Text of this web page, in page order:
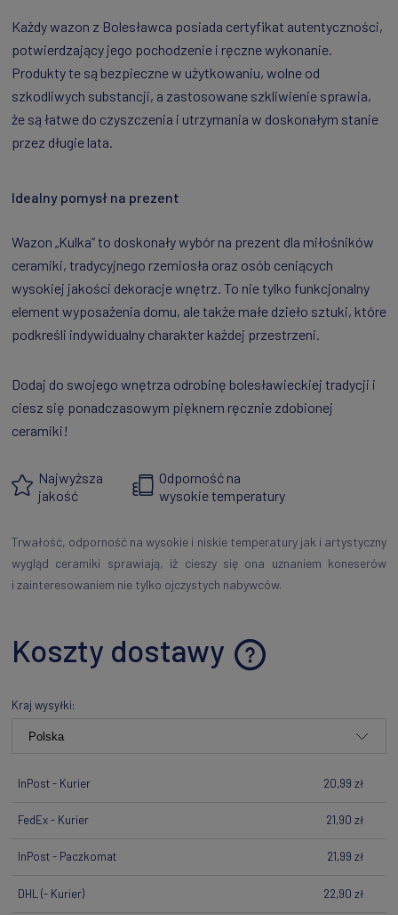
Każdy wazon z Bolesławca posiada certyfikat autentyczności,
potwierdzający jego pochodzenie i ręczne wykonanie.
Produkty te są bezpieczne w użytkowaniu, wolne od
szkodliwych substancji, a zastosowane szkliwienie sprawia,
że są łatwe do czyszczenia i utrzymania w doskonałym stanie
przez długie lata.
Idealny pomysł na prezent
Wazon „Kulka” to doskonały wybór na prezent dla miłośników
ceramiki, tradycyjnego rzemiosła oraz osób ceniących
wysokiej jakości dekoracje wnętrz. To nie tylko funkcjonalny
element wyposażenia domu, ale także małe dzieło sztuki, które
podkreśli indywidualny charakter każdej przestrzeni.
Dodaj do swojego wnętrza odrobinę bolesławieckiej tradycji i
ciesz się ponadczasowym pięknem ręcznie zdobionej
ceramiki!
Najwyższa
jakość
Odporność na
wysokie temperatury
Trwałość, odporność na wysokie i niskie temperatury jak i artystyczny
wygląd ceramiki sprawiają, iż cieszy się ona uznaniem koneserów
i zainteresowaniem nie tylko ojczystych nabywców.
Koszty dostawy
Cena nie zawiera ewentualnych kosztów płatności
Kraj wysyłki:
InPost - Kurier 20,99 zł
FedEx - Kurier 21,90 zł
InPost - Paczkomat 21,99 zł
DHL (- Kurier) 22,90 zł